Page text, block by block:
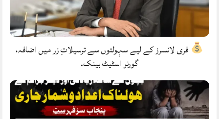
فری لانسرز کے لیے سہولتوں سے ترسیلاتِ زر میں اضافہ،
گورنر اسٹیٹ بینک.